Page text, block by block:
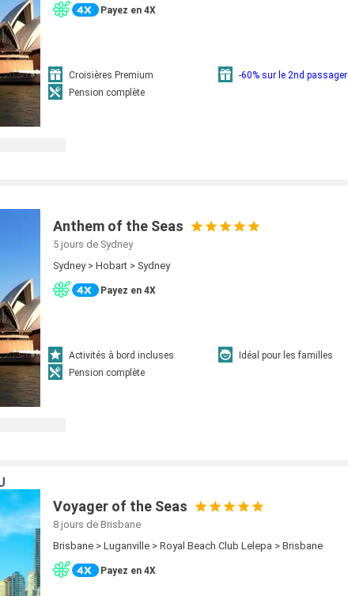
Payez en 4X
Croisières Premium
-60% sur le 2nd passager
Pension complète
Anthem of the Seas
5 jours de Sydney
Sydney > Hobart > Sydney
Payez en 4X
Activités à bord incluses
Idéal pour les familles
Pension complète
Voyager of the Seas
8 jours de Brisbane
Brisbane > Luganville > Royal Beach Club Lelepa > Brisbane
Payez en 4X